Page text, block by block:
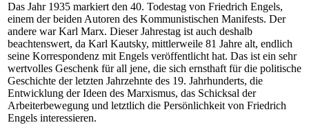
Das Jahr 1935 markiert den 40. Todestag von Friedrich Engels,
einem der beiden Autoren des Kommunistischen Manifests. Der
andere war Karl Marx. Dieser Jahrestag ist auch deshalb
beachtenswert, da Karl Kautsky, mittlerweile 81 Jahre alt, endlich
seine Korrespondenz mit Engels veröffentlicht hat. Das ist ein sehr
wertvolles Geschenk für all jene, die sich ernsthaft für die politische
Geschichte der letzten Jahrzehnte des 19. Jahrhunderts, die
Entwicklung der Ideen des Marxismus, das Schicksal der
Arbeiterbewegung und letztlich die Persönlichkeit von Friedrich
Engels interessieren.